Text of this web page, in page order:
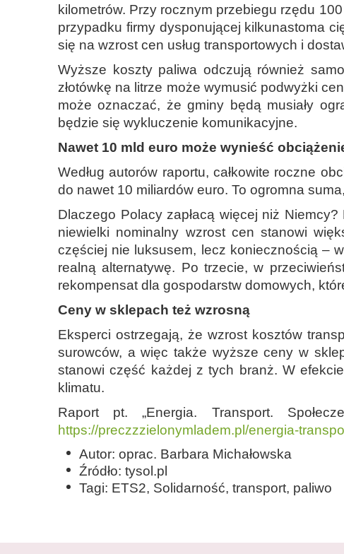
kilometrów. Przy rocznym przebiegu rzędu
przypadku firmy dysponującej kilkunastoma
się na wzrost cen usług transportowych i
Wyższe koszty paliwa odczują również
złotówkę na litrze może wymusić podwyżki
może oznaczać, że gminy będą musiały
będzie się wykluczenie komunikacyjne.
Nawet 10 mld euro może wynieść
Według autorów raportu, całkowite roczne
do nawet 10 miliardów euro. To ogromna
Dlaczego Polacy zapłacą więcej niż
niewielki nominalny wzrost cen stanowi
częściej nie luksusem, lecz koniecznością –
realną alternatywę. Po trzecie, w
rekompensat dla gospodarstw domowych,
Ceny w sklepach też wzrosną
Eksperci ostrzegają, że wzrost kosztów
surowców, a więc także wyższe ceny w
stanowi część każdej z tych branż. W
klimatu.
Raport pt. „Energia. Transport.
https://preczzzielonymladem.pl/energia-
Autor: oprac. Barbara Michałowska
Źródło: tysol.pl
Tagi: ETS2, Solidarność, transport, paliwo